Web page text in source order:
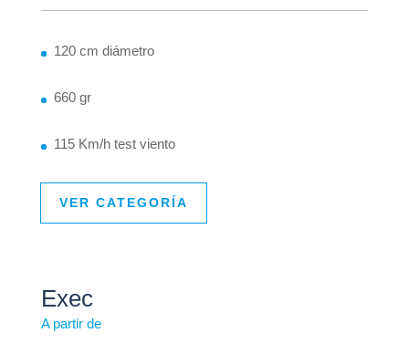
120 cm diámetro
660 gr
115 Km/h test viento
VER CATEGORÍA
Exec
A partir de